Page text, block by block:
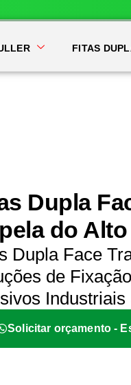
FITAS
Dupla
do Alto
Dupla Face
de
Solicitar orçamento -